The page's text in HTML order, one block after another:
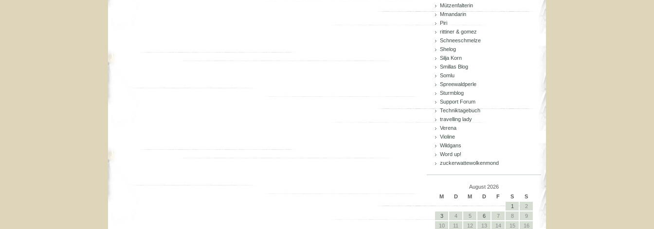
Mützenfalterin
Mmandarin
Piri
rittiner & gomez
Schneeschmelze
Shelog
Silja Korn
Smillas Blog
Somlu
Spreewaldperle
Sturmblog
Support Forum
Techniktagebuch
travelling lady
Verena
Violine
Wildgans
Word up!
zuckerwattewolkenmond
August 2026
M
D M D F S
S
1
2
3
4 5 6 7 8
9
10
11 12 13 14 15
16